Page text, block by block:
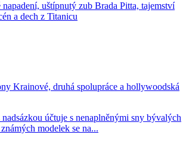
uštípnutý zub Brada Pitta, tajemství
a dech z Titanicu
Krainové, druhá spolupráce a hollywoodská
účtuje s nenaplněnými sny bývalých
modelek se na...